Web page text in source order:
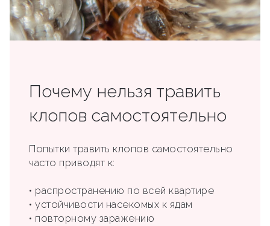
Почему нельзя травить
клопов самостоятельно
Попытки травить клопов самостоятельно
часто приводят к:
• распространению по всей квартире
• устойчивости насекомых к ядам
• повторному заражению